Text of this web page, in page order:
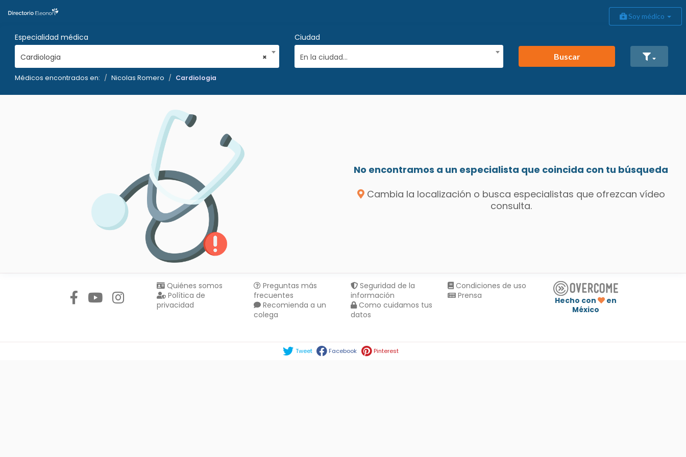
Soy médico
Especialidad médica
×
Cardiologia
Ciudad
En la ciudad...
Buscar
Médicos encontrados en: Nicolas Romero Cardiologia
No encontramos a un especialista que coincida con tu búsqueda
Cambia la localización o busca especialistas que ofrezcan vídeo
consulta.
Quiénes somos
Política de
privacidad
Preguntas más
frecuentes
Recomienda a un
colega
Seguridad de la
información
Como cuidamos tus
datos
Condiciones de uso
Prensa
Hecho con
en
México
Tweet Facebook Pinterest